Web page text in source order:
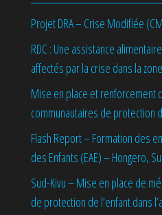
Projet DRA – Crise Modifiée
RDC : Une assistance
affectés par la crise dans la
Mise en place et renforcement
communautaires de protection
Flash Report – Formation des
des Enfants (EAE) – Hongero,
Sud-Kivu – Mise en place de
de protection de l’enfant dans